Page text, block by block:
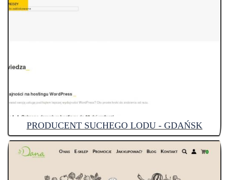
PRODUCENT SUCHEGO LODU - GDAŃSK